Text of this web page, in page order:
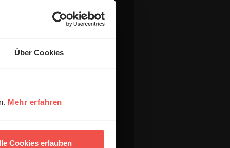
Über Cookies
Mehr erfahren
Cookies erlauben